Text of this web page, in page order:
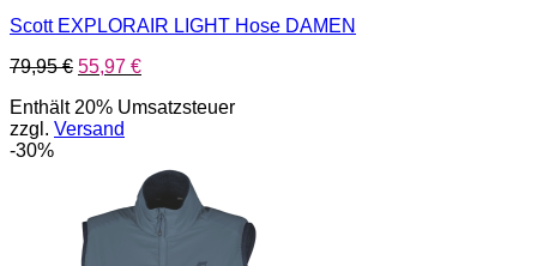
Scott EXPLORAIR LIGHT Hose DAMEN
79,95€ Ursprünglicher
war:
79,95 €
55,97 €Aktueller
ist:
Enthält 20% Umsatzsteuer
zzgl. Versand
-30%